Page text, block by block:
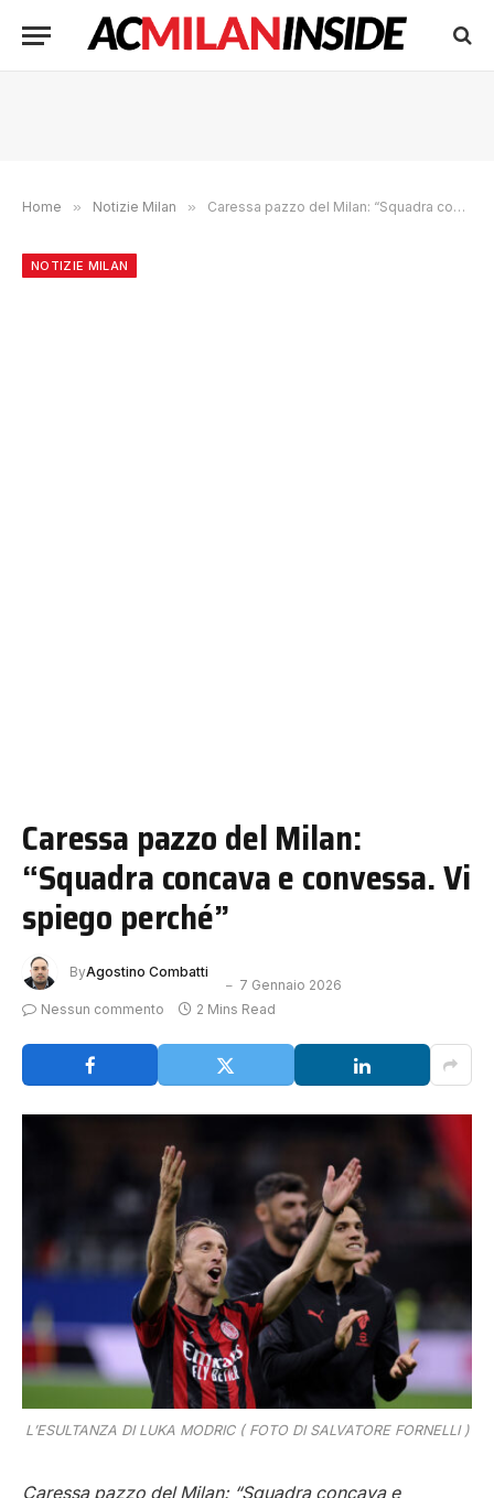
Home » Notizie Milan » Caressa pazzo del Milan: “Squadra concava e convessa. Vi spiego perché”
NOTIZIE MILAN
Caressa pazzo del Milan:
“Squadra concava e convessa. Vi
spiego perché”
ByAgostino Combatti
7 Gennaio 2026
Nessun commento
2 Mins Read
L’ESULTANZA DI LUKA MODRIC ( FOTO DI SALVATORE FORNELLI )
Caressa pazzo del Milan: “Squadra concava e